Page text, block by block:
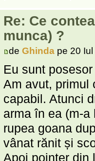
Re: Ce
munca) ?
deGhinda pe 20
Eu sunt
Am avut, primul
capabil. Atunci
arma în ea (m-
rupea goana
vânat rănit și
Apoi pointer din